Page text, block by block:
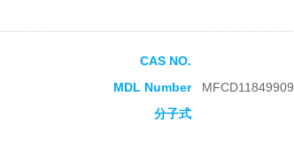
CAS NO.
MDL Number
MFCD11849909
分子式